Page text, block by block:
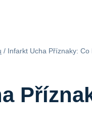
/ Infarkt Ucha Příznaky: